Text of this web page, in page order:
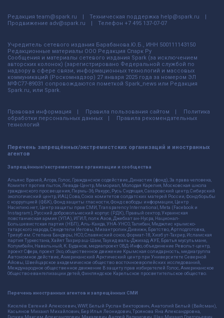
Редакция team@spark.ru Техническая поддержка help@spark.ru
Продвижение adv@spark.ru Телефон +7 495 137-07-07
Учредитель сетевого издания Барабанова.Ю.Б., ИНН 500111143150
Редакционные материалы ООО Редакция Спарк Ру
Сообщения и материалы сетевого издания Spark (за исключением
авторских колонок) (зарегистрировано Федеральной службой по
надзору в сфере связи, информационных технологий и массовых
коммуникаций (Роскомнадзор) 27 января 2025 года за номером ЭЛ
№ФС77-89031 сопровождаются пометкой Spark_news или Редакция
Spark.ru, или Spark.
Правовая информация Правила пользования сайтом
Политика
обработки персональных данных
Правила рекомендательных
технологий
Перечень запрещённых/экстремистских организаций и иностранных
агентов
Запрещённые/экстремистские организации и сообщества
Альянс Врачей, Агора, Голос, Гражданское содействие, Династия (фонд), За права человека,
Комитет против пыток, Левада-Центр, Мемориал, Молодая Карелия, Московская школа
гражданского просвещения, Пермь-36, Ракурс, Русь Сидящая, Сахаровский центр, Сибирский
экологический центр, ИАЦ Сова, Союз комитетов солдатских матерей России, Фонд борьбы
с коррупцией (ФБК), Фонд защиты гласности, Фонд свободы информации, Центр
Насилию.нет, Центр защиты прав СМИ, Transparency International, Meta (Facebook и
Instagram), Русский добровольческий корпус (РДК), Правый сектор, Украинская
повстанческая армия (УПА), ИГИЛ, полк Азов, Джебхат ан-Нусра, Национал-
Большевистская партия (НБП), Аль-Каида, УНА-УНСО, Талибан, Меджлис крымско-
татарского народа, Свидетели Иеговы, Мизантропик Дивижн, Братство, Артподготовка,
Тризуб им. Степана Бандеры, НСО, Славянский союз, Формат-18, Хизб ут-Тахрир, Исламская
партия Туркестана, Хайят Тахрир аш-Шам, Таухид валь-Джихад, АУЕ, Братья мусульмане,
Колумбайн, Навальный, К. Буданов, медиапроект ОВД-Инфо, объединение Револьт-центр,
проект Сфера, проект Эхо, общественное движение Крымская солидарность, медиагруппа
Автономное действие, Американский Арктический центр при Университете Северной
Айовы, Швейцарское академическое общество восточноевропейских исследований,
Международное общественное движение В защиту прав избирателей Голос, Американское
Общество евангелизации детей, Финляндское Карельское просветительское общество.
Перечень иностранных агентов и запрещённых СМИ
Киселёв Евгений Алекссевич, WWF, Белый Руслан Викторович, Анатолий Белый (Вайсман),
Касьянов Михаил Михайлович, Бер Илья Леонидович, Троянова Яна Александровна,
Галкин Максим Александрович, Макаревич Андрей Вадимович, Шац Михаил Григорьевич,